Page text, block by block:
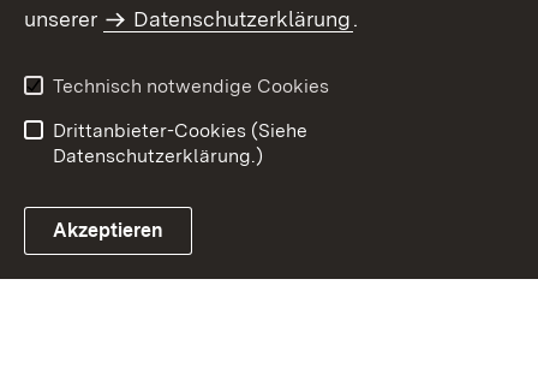
Benutzungshinweise
Erklärung zur
unserer
Datenschutzerklärung.
Technisch notwendige Cookies
Drittanbieter-Cookies (Siehe
Datenschutzerklärung.)
Akzeptieren